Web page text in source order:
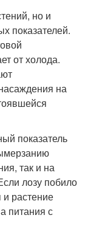
но и
показателей.
от холода.
на
показатель
так и на
лозу побило
растение
питания с